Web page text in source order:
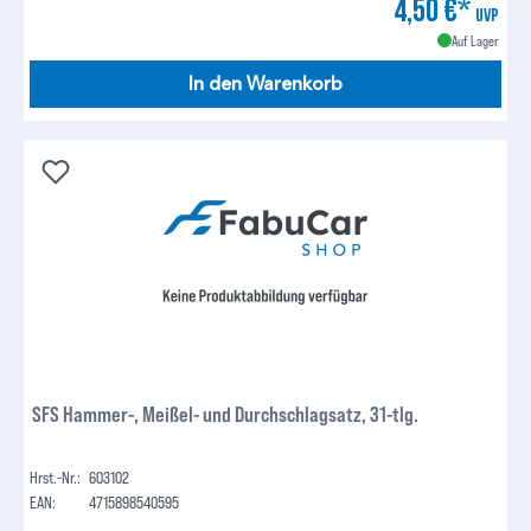
4,50 €* UVP
Auf Lager
In den Warenkorb
SFS Hammer-, Meißel- und Durchschlagsatz, 31-tlg.
Hrst.-Nr.: 603102
EAN:
4715898540595